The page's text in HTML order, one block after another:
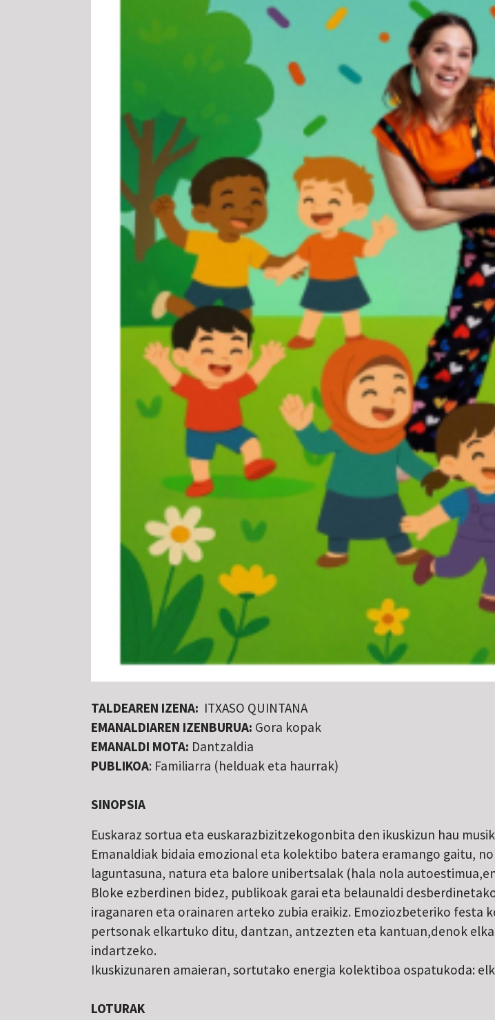
TALDEAREN IZENA: ITXASO QUINTANA
EMANALDIAREN IZENBURUA: Gora kopak
EMANALDI MOTA: Dantzaldia
PUBLIKOA: Familiarra (helduak eta haurrak)
SINOPSIA
Euskaraz sortua eta euskarazbizitzekogonbita den ikuskizun hau
Emanaldiak bidaia emozional eta kolektibo batera eramango gaitu,
laguntasuna, natura eta balore unibertsalak (hala nola
Bloke ezberdinen bidez, publikoak garai eta belaunaldi
iraganaren eta orainaren arteko zubia eraikiz. Emoziozbeteriko festa
pertsonak elkartuko ditu, dantzan, antzezten eta kantuan,denok
indartzeko.
Ikuskizunaren amaieran, sortutako energia kolektiboa ospatukoda:
LOTURAK